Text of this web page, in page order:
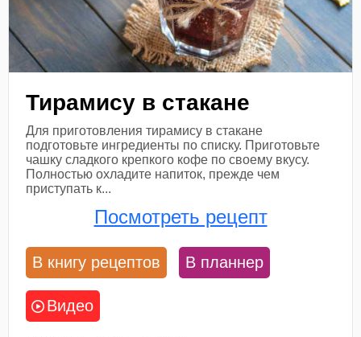
Тирамису в стакане
Для приготовления тирамису в стакане
подготовьте ингредиенты по списку. Приготовьте
чашку сладкого крепкого кофе по своему вкусу.
Полностью охладите напиток, прежде чем
приступать к...
Посмотреть рецепт
В книгу рецептов В планнер
Видео